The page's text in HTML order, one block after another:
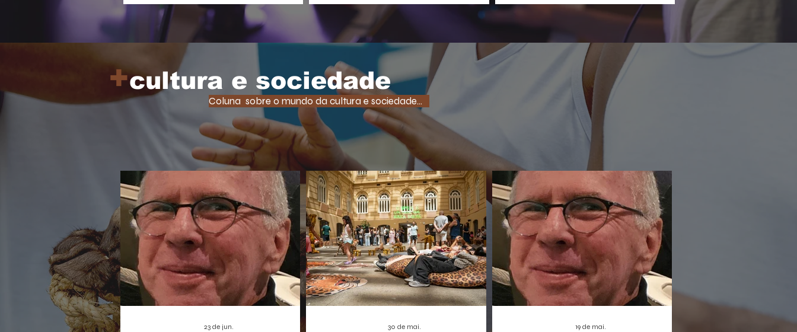
responder".
causando um rebuliço no mundo dos
games. A empresa conseguiu o registro de
uma mecânica de invocação de
personagens secundários durante o jogo,
uma função super comum em RPGs e
jogos de ação. A medida, que pode afetar o
desenvolvimento de centenas de futuros
títulos, é vista como um risco,
especialmente para os estúdios
independentes.
A WeDo! Entretenimento acaba de apertar
o play em uma nova fase do e-Teatro
WeDo! , a primeira casa de espetáculos
virtual e gamificada do mundo. Esta nova
temporada não só reforça a proposta de
democratização da cultura digital, como
também estreia duas produções que
prometem dar o que falar: o musical infantil
A Borboleta Sem Asas e a homenagem
nortista
+cultura e sociedade
Coluna sobre o mundo da cultura e sociedade...
23 de jun. 30 de mai. 19 de mai.